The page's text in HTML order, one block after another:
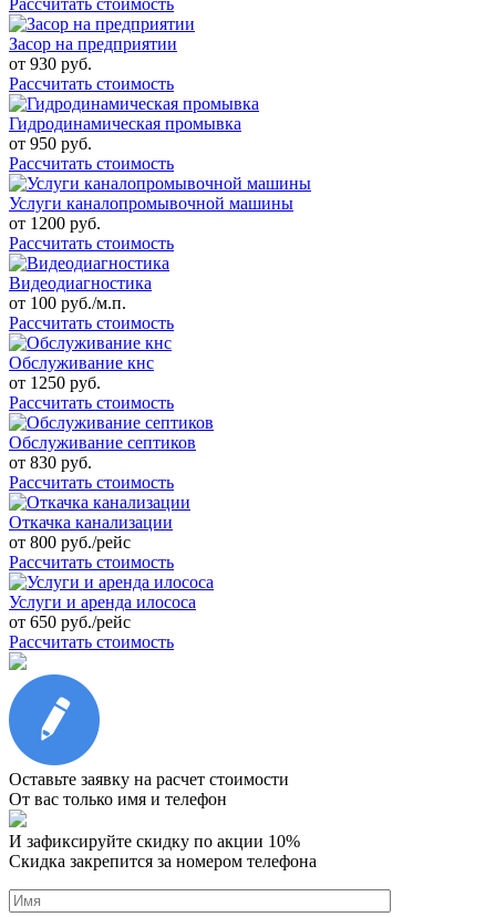
Засор на предприятии
от 930 руб.
Рассчитать стоимость
Гидродинамическая промывка
от 950 руб.
Рассчитать стоимость
Услуги каналопромывочной машины
от 1200 руб.
Рассчитать стоимость
Видеодиагностика
от 100 руб./м.п.
Рассчитать стоимость
Обслуживание кнс
от 1250 руб.
Рассчитать стоимость
Обслуживание септиков
от 830 руб.
Рассчитать стоимость
Откачка канализации
от 800 руб./рейс
Рассчитать стоимость
Услуги и аренда илососа
от 650 руб./рейс
Рассчитать стоимость
Оставьте заявку на расчет стоимости
От вас только имя и телефон
И зафиксируйте скидку по акции 10%
Скидка закрепится за номером телефона